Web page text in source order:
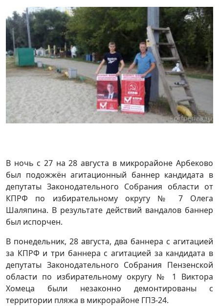
В ночь с 27 на 28 августа в микрорайоне Арбеково
был подожжён агитационный баннер кандидата в
депутаты Законодательного Собрания области от
КПРФ по избирательному округу № 7 Олега
Шаляпина. В результате действий вандалов баннер
был испорчен.
В понедельник, 28 августа, два баннера с агитацией
за КПРФ и три баннера с агитацией за кандидата в
депутаты Законодательного Собрания Пензенской
области по избирательному округу № 1 Виктора
Хомеца были незаконно демонтированы с
территории пляжа в микрорайоне ГПЗ-24.